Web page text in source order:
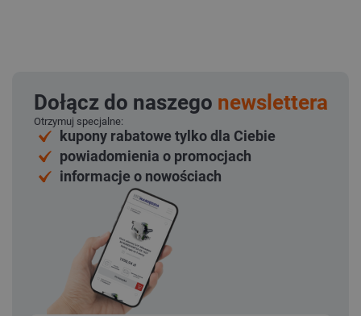
Dołącz do naszego newslettera
Otrzymuj specjalne:
kupony rabatowe tylko dla Ciebie
powiadomienia o promocjach
informacje o nowościach